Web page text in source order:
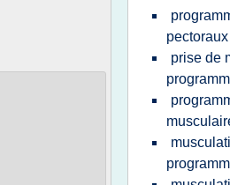
pectoraux
prise de